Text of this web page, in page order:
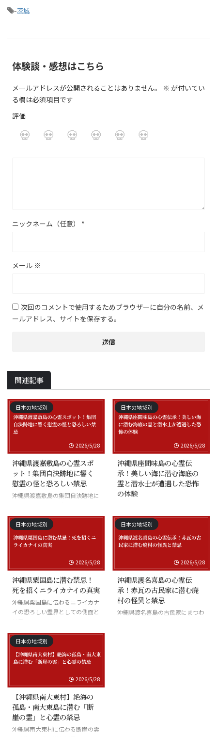
-茨城
体験談・感想はこちら
メールアドレスが公開されることはありません。 ※ が付いてい
る欄は必須項目です
評価
ニックネーム（任意） *
メール ※
次回のコメントで使用するためブラウザーに自分の名前、メ
ールアドレス、サイトを保存する。
関連記事
日本の地域別
2026/5/28
沖縄県渡嘉敷島の心霊スポ
ット！集団自決跡地に響く
慰霊の怪と恐ろしい禁忌
沖縄県渡嘉敷島の集団自決跡地に
日本の地域別
2026/5/28
沖縄県座間味島の心霊伝
承！美しい海に潜む海底の
霊と潜水士が遭遇した恐怖
の体験
士の怪談
日本の地域別
2026/5/28
沖縄県粟国島に潜む禁忌！
死を招くニライカナイの真実
沖縄県粟国島に伝わるニライカナ
イの恐ろしい霊界としての側面と
日本の地域別
2026/5/28
沖縄県渡名喜島の心霊伝
承！赤瓦の古民家に潜む廃
村の怪異と禁忌
沖縄県渡名喜島の古民家にまつわ
日本の地域別
2026/5/28
【沖縄県南大東村】絶海の
孤島・南大東島に潜む「断
崖の霊」と心霊の禁忌
沖縄県南大東村に伝わる断崖の霊